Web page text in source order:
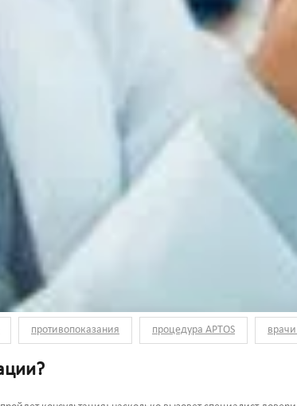
противопоказания процедура APTOS